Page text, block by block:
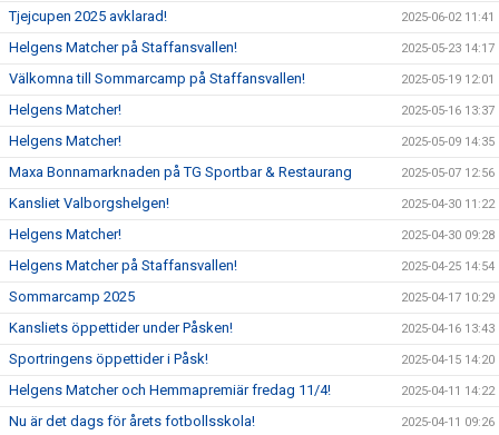
Tjejcupen 2025 avklarad! 2025-06-02 11:41
Helgens Matcher på Staffansvallen! 2025-05-23 14:17
Välkomna till Sommarcamp på Staffansvallen! 2025-05-19 12:01
Helgens Matcher! 2025-05-16 13:37
Helgens Matcher! 2025-05-09 14:35
Maxa Bonnamarknaden på TG Sportbar & Restaurang 2025-05-07 12:56
Kansliet Valborgshelgen! 2025-04-30 11:22
Helgens Matcher! 2025-04-30 09:28
Helgens Matcher på Staffansvallen! 2025-04-25 14:54
Sommarcamp 2025 2025-04-17 10:29
Kansliets öppettider under Påsken! 2025-04-16 13:43
Sportringens öppettider i Påsk! 2025-04-15 14:20
Helgens Matcher och Hemmapremiär fredag 11/4! 2025-04-11 14:22
Nu är det dags för årets fotbollsskola! 2025-04-11 09:26